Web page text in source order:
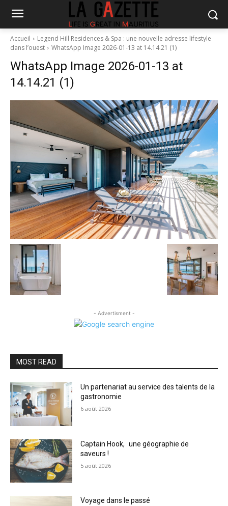
Accueil
Legend Hill Residences & Spa : une nouvelle adresse lifestyle
dans l’ouest
WhatsApp Image 2026-01-13 at 14.14.21 (1)
WhatsApp Image 2026-01-13 at
14.14.21 (1)
- Advertisment -
MOST READ
Un partenariat au service des talents de la
gastronomie
6 août 2026
Captain Hook, une géographie de
saveurs !
5 août 2026
Voyage dans le passé